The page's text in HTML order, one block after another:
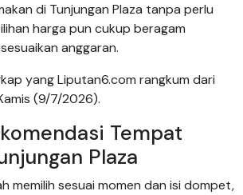
di Tunjungan Plaza tanpa perlu
harga pun cukup beragam
anggaran.
yang Liputan6.com rangkum dari
(9/7/2026).
Tempat
Plaza
memilih sesuai momen dan isi dompet,